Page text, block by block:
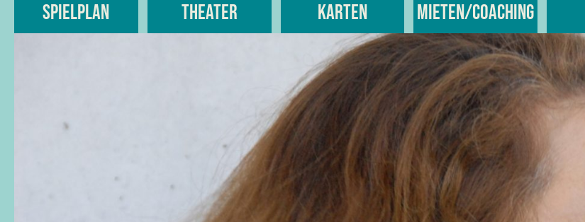
Spielplan Theater Karten Mieten/Coaching